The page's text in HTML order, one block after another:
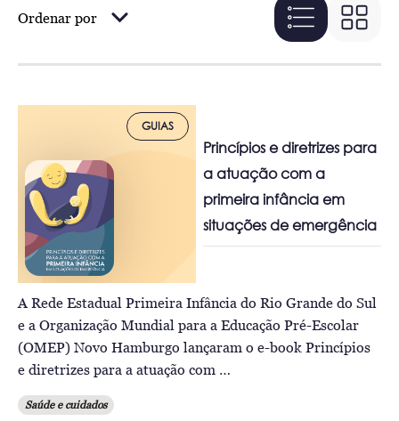
Ordenar por
GUIAS
Princípios e diretrizes para
a atuação com a
primeira infância em
situações de emergência
A Rede Estadual Primeira Infância do Rio Grande do Sul
e a Organização Mundial para a Educação Pré-Escolar
(OMEP) Novo Hamburgo lançaram o e-book Princípios
e diretrizes para a atuação com …
Saúde e cuidados